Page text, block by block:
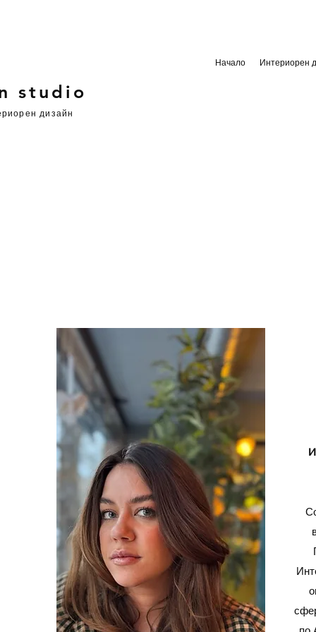
studio
дизайн
Начало Интериорен